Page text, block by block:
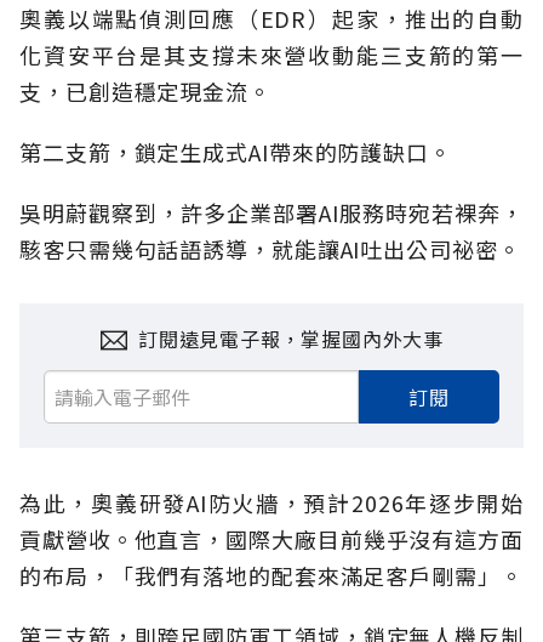
奧義以端點偵測回應（EDR）起家，推出的自動
化資安平台是其支撐未來營收動能三支箭的第一
支，已創造穩定現金流。
第二支箭，鎖定生成式AI帶來的防護缺口。
吳明蔚觀察到，許多企業部署AI服務時宛若裸奔，
駭客只需幾句話語誘導，就能讓AI吐出公司祕密。
訂閱遠見電子報，掌握國內外大事
訂閱
為此，奧義研發AI防火牆，預計2026年逐步開始
貢獻營收。他直言，國際大廠目前幾乎沒有這方面
的布局，「我們有落地的配套來滿足客戶剛需」。
第三支箭，則跨足國防軍工領域，鎖定無人機反制